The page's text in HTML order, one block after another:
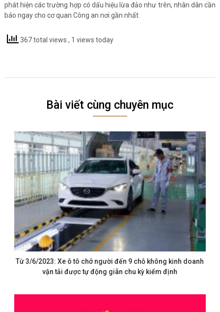
phát hiện các trường hợp có dấu hiệu lừa đảo như trên, nhân dân cần
báo ngay cho cơ quan Công an nơi gần nhất.
367 total views , 1 views today
Bài viết cùng chuyên mục
Từ 3/6/2023: Xe ô tô chở người đến 9 chỗ không kinh doanh
vận tải được tự động giãn chu kỳ kiểm định